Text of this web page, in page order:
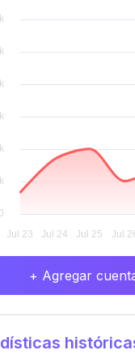
+ Agregar